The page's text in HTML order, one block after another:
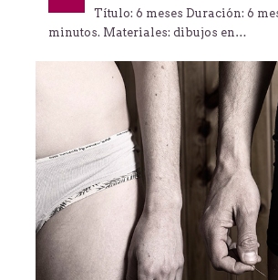
Título: 6 meses Duración: 6
minutos. Materiales: dibujos en…